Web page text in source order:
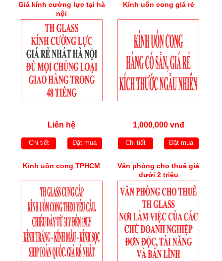
Giá kính cường lực tại hà
nội
Liên hệ
Chi tiết Đặt mua
Kính uốn cong giá rẻ
1,000,000 vnđ
Chi tiết Đặt mua
Kính uốn cong TPHCM
Văn phòng cho thuê giá
dưới 2 triệu